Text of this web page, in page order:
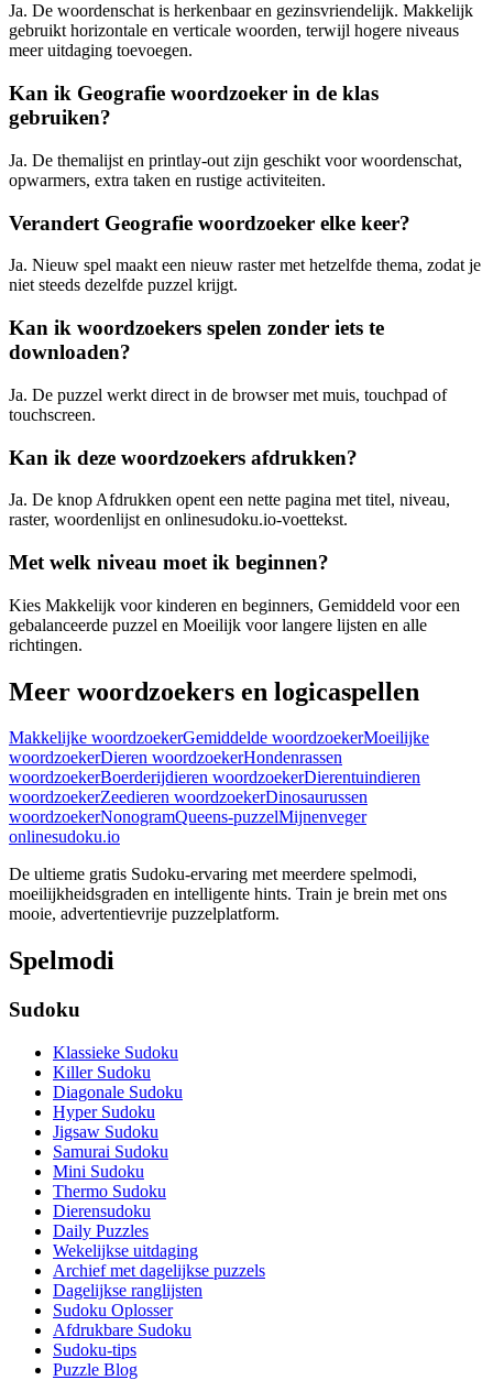
Ja. De woordenschat is herkenbaar en gezinsvriendelijk. Makkelijk
gebruikt horizontale en verticale woorden, terwijl hogere niveaus
meer uitdaging toevoegen.
Kan ik Geografie woordzoeker in de klas
gebruiken?
Ja. De themalijst en printlay-out zijn geschikt voor woordenschat,
opwarmers, extra taken en rustige activiteiten.
Verandert Geografie woordzoeker elke keer?
Ja. Nieuw spel maakt een nieuw raster met hetzelfde thema, zodat je
niet steeds dezelfde puzzel krijgt.
Kan ik woordzoekers spelen zonder iets te
downloaden?
Ja. De puzzel werkt direct in de browser met muis, touchpad of
touchscreen.
Kan ik deze woordzoekers afdrukken?
Ja. De knop Afdrukken opent een nette pagina met titel, niveau,
raster, woordenlijst en onlinesudoku.io-voettekst.
Met welk niveau moet ik beginnen?
Kies Makkelijk voor kinderen en beginners, Gemiddeld voor een
gebalanceerde puzzel en Moeilijk voor langere lijsten en alle
richtingen.
Meer woordzoekers en logicaspellen
Makkelijke woordzoekerGemiddelde woordzoekerMoeilijke
woordzoekerDieren woordzoekerHondenrassen
woordzoekerBoerderijdieren woordzoekerDierentuindieren
woordzoekerZeedieren woordzoekerDinosaurussen
woordzoekerNonogramQueens-puzzelMijnenveger
onlinesudoku.io
De ultieme gratis Sudoku-ervaring met meerdere spelmodi,
moeilijkheidsgraden en intelligente hints. Train je brein met ons
mooie, advertentievrije puzzelplatform.
Spelmodi
Sudoku
Klassieke Sudoku
Killer Sudoku
Diagonale Sudoku
Hyper Sudoku
Jigsaw Sudoku
Samurai Sudoku
Mini Sudoku
Thermo Sudoku
Dierensudoku
Daily Puzzles
Wekelijkse uitdaging
Archief met dagelijkse puzzels
Dagelijkse ranglijsten
Sudoku Oplosser
Afdrukbare Sudoku
Sudoku-tips
Puzzle Blog